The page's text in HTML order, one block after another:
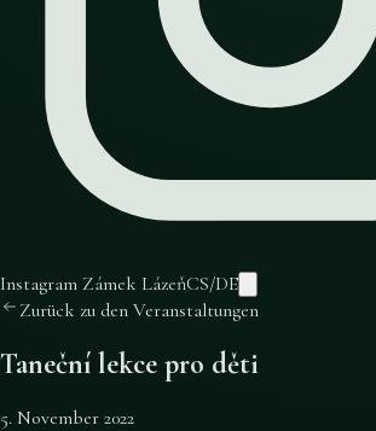
Instagram Zámek LázeňCS/DE
Zurück zu den Veranstaltungen
Taneční lekce pro děti
5. November 2022